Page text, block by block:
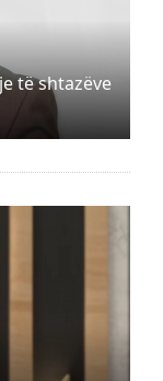
të shtazëve